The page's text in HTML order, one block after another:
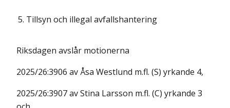
5. Tillsyn och illegal avfallshantering
Riksdagen avslår motionerna
2025/26:3906 av Åsa Westlund m.fl. (S) yrkande 4,
2025/26:3907 av Stina Larsson m.fl. (C) yrkande 3